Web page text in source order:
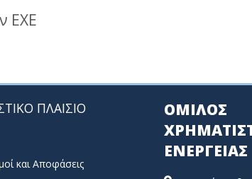
ΕΧΕ
ΠΛΑΙΣΙΟ
και Αποφάσεις
ΟΜΙΛΟΣ
ΕΝΕΡΓΕΙΑΣ